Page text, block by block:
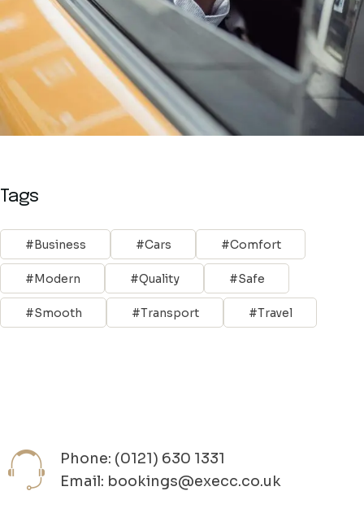
Tags
Business Cars Comfort
Modern Quality Safe
Smooth Transport Travel
Phone: (0121) 630 1331
Email: bookings@execc.co.uk